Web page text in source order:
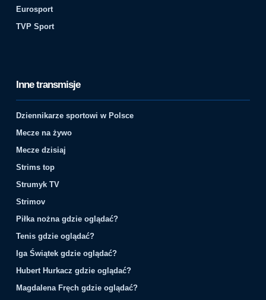
Eurosport
TVP Sport
Inne transmisje
Dziennikarze sportowi w Polsce
Mecze na żywo
Mecze dzisiaj
Strims top
Strumyk TV
Strimov
Piłka nożna gdzie oglądać?
Tenis gdzie oglądać?
Iga Świątek gdzie oglądać?
Hubert Hurkacz gdzie oglądać?
Magdalena Fręch gdzie oglądać?